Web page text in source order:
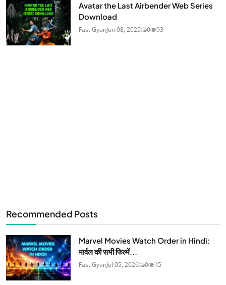
Avatar the Last Airbender Web Series
Download
Fast GyanJun 08, 2025 0 93
Recommended Posts
Marvel Movies Watch Order in Hindi:
मार्वल की सभी फिल्में...
Fast GyanJul 05, 2026 0 15